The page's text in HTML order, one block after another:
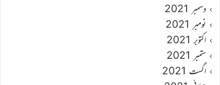
دسمبر 2021
نومبر 2021
اکتوبر 2021
ستمبر 2021
اگست 2021